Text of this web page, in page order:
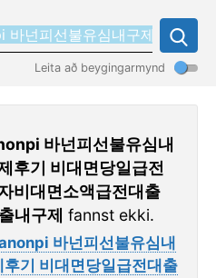
Leita að beygingarmynd
바넌피선불유심내
후기 비대면당일급전
비대면소액급전대출
내구제 fannst ekki.
바넌피선불유심내
기 비대면당일급전대출